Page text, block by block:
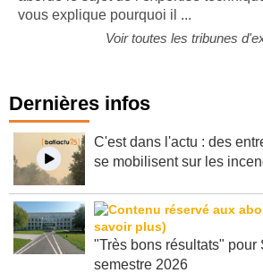
aborde le sujet de l’expertise
Dernières infos
C'est dans l'actu : des
"Très bons résultats" pour